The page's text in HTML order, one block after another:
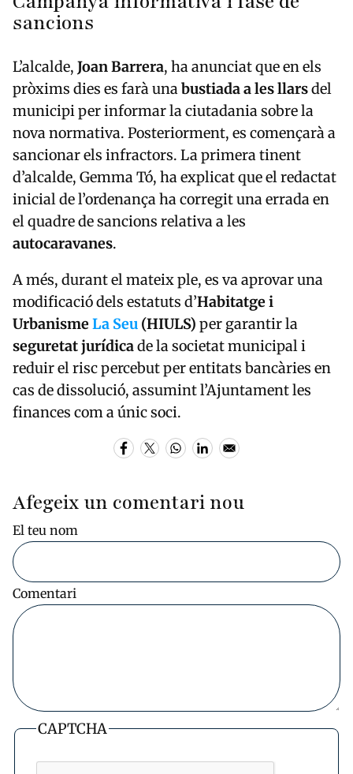
sancions
L’alcalde, Joan Barrera, ha anunciat que en els
pròxims dies es farà unabustiada a les llarsdel
municipi per informar la ciutadania sobre la
nova normativa. Posteriorment, es començarà a
sancionar els infractors. La primera tinent
d’alcalde, Gemma Tó, ha explicat que el redactat
inicial de l’ordenança ha corregit una errada en
el quadre de sancions relativa a les
autocaravanes.
A més, durant el mateix ple, es va aprovar una
modificació dels estatuts d’Habitatge i
UrbanismeLa Seu (HIULS) per garantir la
seguretat jurídicade la societat municipal i
reduir el risc percebut per entitats bancàries en
cas de dissolució, assumint l’Ajuntament les
finances com a únic soci.
Afegeix un comentari nou
El teu nom
Comentari
CAPTCHA